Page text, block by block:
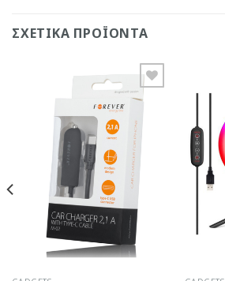
ΣΧΕΤΙΚΆ ΠΡΟΪΌΝΤΑ
Add to
Wishlist